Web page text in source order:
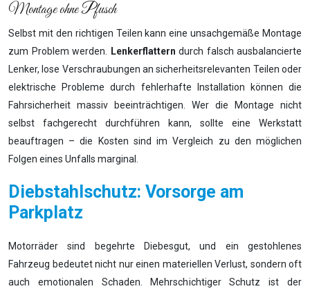
Montage ohne Pfusch
Selbst mit den richtigen Teilen kann eine unsachgemäße Montage
zum Problem werden. Lenkerflattern durch falsch ausbalancierte
Lenker, lose Verschraubungen an sicherheitsrelevanten Teilen oder
elektrische Probleme durch fehlerhafte Installation können die
Fahrsicherheit massiv beeinträchtigen. Wer die Montage nicht
selbst fachgerecht durchführen kann, sollte eine Werkstatt
beauftragen – die Kosten sind im Vergleich zu den möglichen
Folgen eines Unfalls marginal.
Diebstahlschutz: Vorsorge am
Parkplatz
Motorräder sind begehrte Diebesgut, und ein gestohlenes
Fahrzeug bedeutet nicht nur einen materiellen Verlust, sondern oft
auch emotionalen Schaden. Mehrschichtiger Schutz ist der